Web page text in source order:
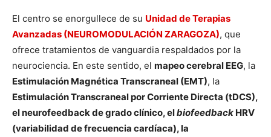
El centro se enorgullece de su Unidad de Terapias
Avanzadas (NEUROMODULACIÓN ZARAGOZA), que
ofrece tratamientos de vanguardia respaldados por la
neurociencia. En este sentido, el mapeo cerebral EEG, la
Estimulación Magnética Transcraneal (EMT), la
Estimulación Transcraneal por Corriente Directa (tDCS),
el neurofeedback de grado clínico, elbiofeedback HRV
(variabilidad de frecuencia cardíaca), la